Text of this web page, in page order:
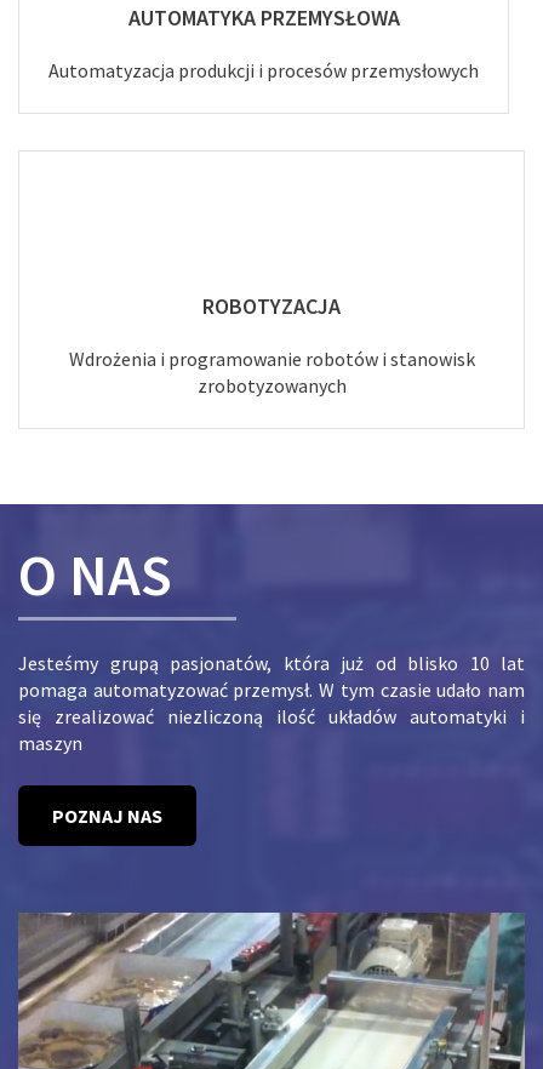
AUTOMATYKA PRZEMYSŁOWA
Automatyzacja produkcji i procesów przemysłowych
ROBOTYZACJA
Wdrożenia i programowanie robotów i stanowisk
zrobotyzowanych
O NAS
Jesteśmy grupą pasjonatów, która już od blisko 10 lat
pomaga automatyzować przemysł. W tym czasie udało nam
się zrealizować niezliczoną ilość układów automatyki i
maszyn
POZNAJ NAS